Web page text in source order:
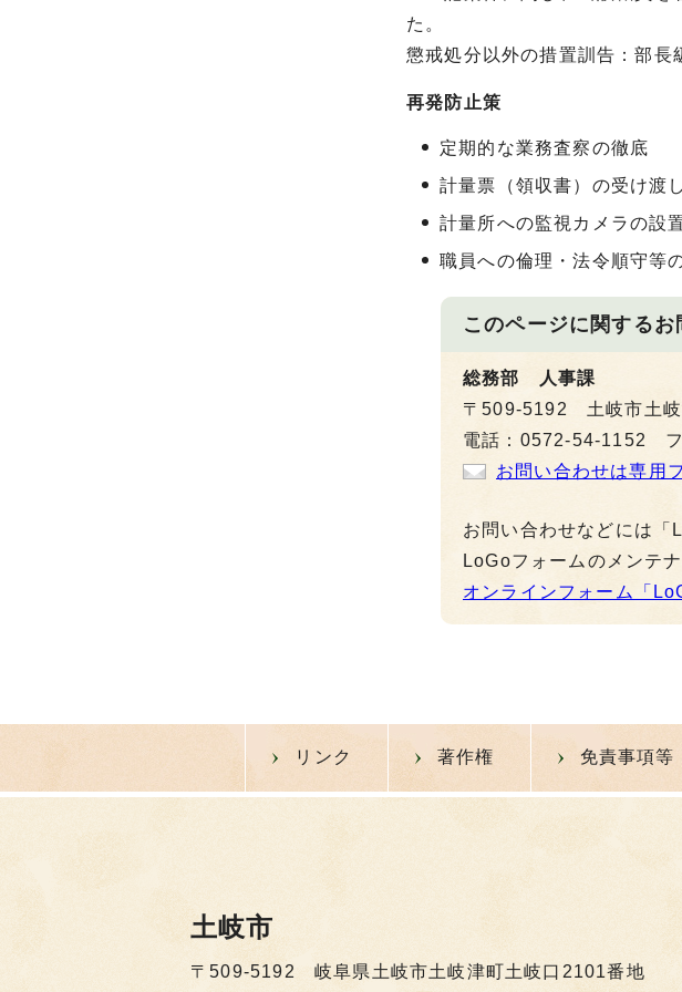
た。
懲戒処分以外の措置訓告：部
再発防止策
定期的な業務査察の徹底
計量票（領収書）の受け渡
計量所への監視カメラの設
職員への倫理・法令順守等
このページに関するお
総務部 人事課
〒509-5192 土岐市土岐
電話：0572-54-1152
お問い合わせは専用
お問い合わせなどには「
LoGoフォームのメンテ
オンラインフォーム「
リンク 著作権 免責事項等
土岐市
〒509-5192 岐阜県土岐市土岐津町土岐口2101番地